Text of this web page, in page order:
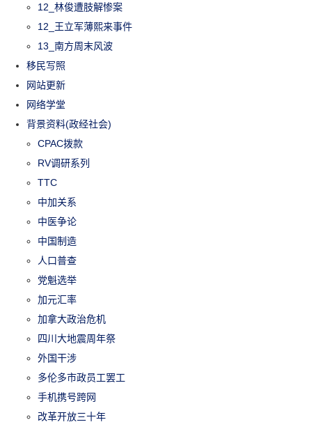
12_林俊遭肢解惨案
12_王立军薄熙来事件
13_南方周末风波
移民写照
网站更新
网络学堂
背景资料(政经社会)
CPAC拨款
RV调研系列
TTC
中加关系
中医争论
中国制造
人口普查
党魁选举
加元汇率
加拿大政治危机
四川大地震周年祭
外国干涉
多伦多市政员工罢工
手机携号跨网
改革开放三十年